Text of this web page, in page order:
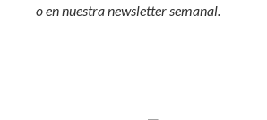
o ennuestra newsletter semanal.